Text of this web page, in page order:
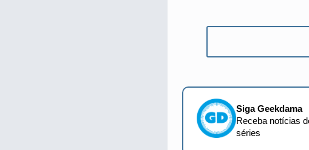
Siga Geekdama
Receba notícias
séries